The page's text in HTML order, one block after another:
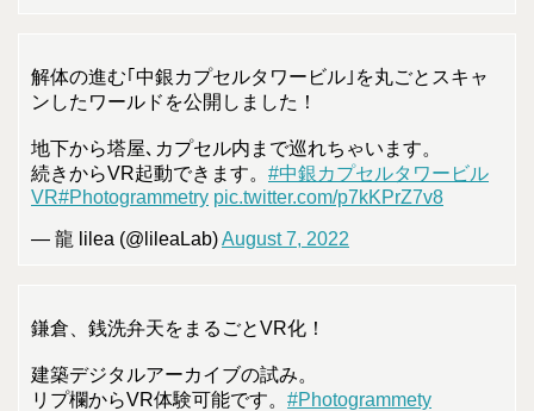
解体の進む｢中銀カプセルタワービル｣を丸ごとスキャ
ンしたワールドを公開しました！
地下から塔屋､カプセル内まで巡れちゃいます。
続きからVR起動できます。 #中銀カプセルタワービル
VR#Photogrammetry pic.twitter.com/p7kKPrZ7v8
— 龍 lilea (@lileaLab)August 7, 2022
鎌倉、銭洗弁天をまるごとVR化！
建築デジタルアーカイブの試み。
リプ欄からVR体験可能です。 #Photogrammety